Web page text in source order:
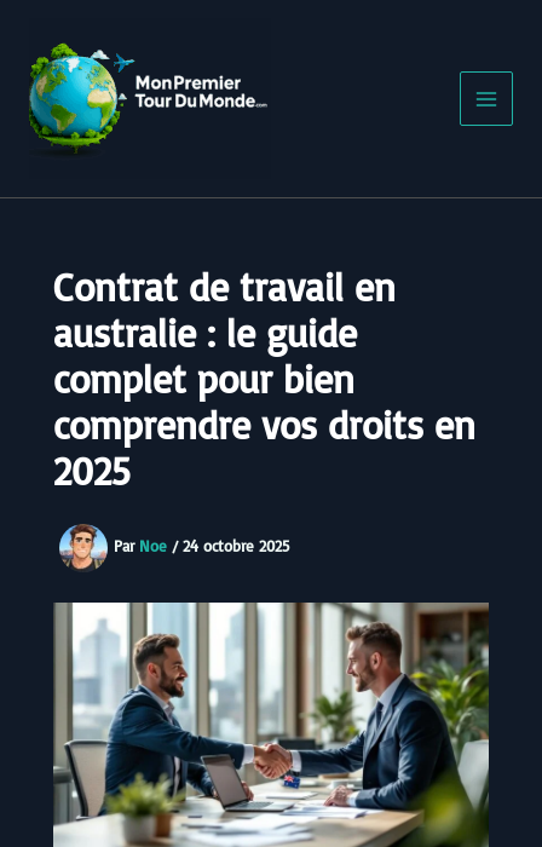
contenu
Contrat de travail en
australie : le guide
complet pour bien
comprendre vos droits en
2025
Par Noe /24 octobre 2025